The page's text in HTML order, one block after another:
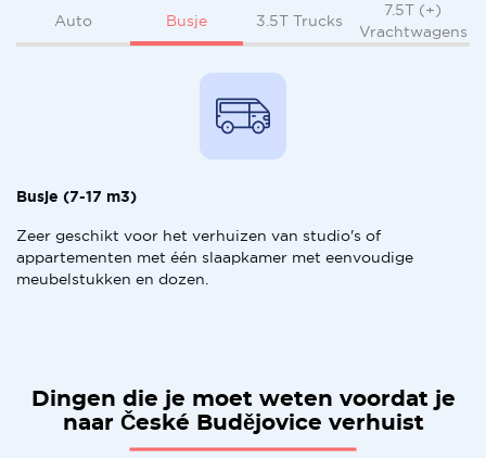
Auto Busje 3.5T Trucks
7.5T (+)
Vrachtwagens
Busje (7-17 m3)
Zeer geschikt voor het verhuizen van studio's of
appartementen met één slaapkamer met eenvoudige
meubelstukken en dozen.
Dingen die je moet weten voordat je
naar České Budějovice verhuist